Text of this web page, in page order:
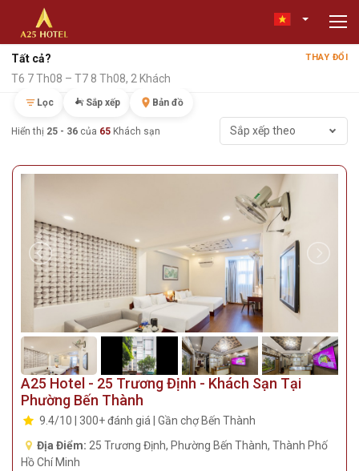
Tất cả? THAY ĐỔI
T6 7 Th08 – T7 8 Th08, 2 Khách
Lọc Sắp xếp Bản đồ
Hiển thị 25 - 36 của 65 Khách sạn Sắp xếp theo
A25 Hotel - 25 Trương Định - Khách Sạn Tại
Phường Bến Thành
9.4/10 | 300+ đánh giá | Gần chợ Bến Thành
Địa Điểm: 25 Trương Định, Phường Bến Thành, Thành Phố
Hồ Chí Minh